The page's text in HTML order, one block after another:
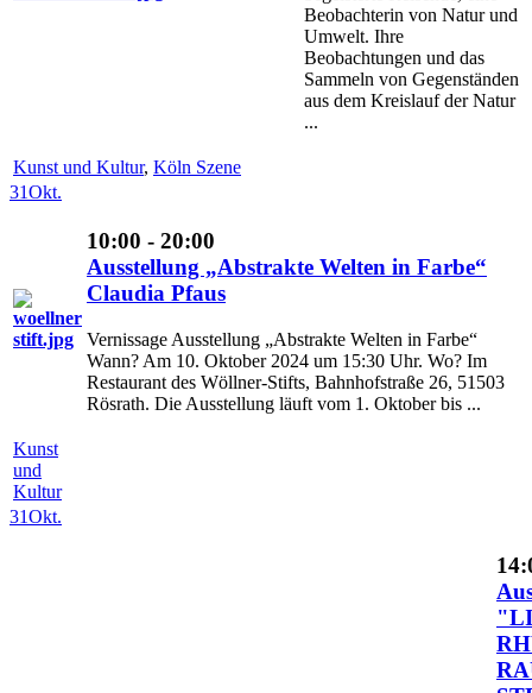
Beobachterin von Natur und
Umwelt. Ihre
Beobachtungen und das
Sammeln von Gegenständen
aus dem Kreislauf der Natur
...
Kunst und Kultur, Köln Szene
31Okt.
10:00 - 20:00
Ausstellung „Abstrakte Welten in Farbe“
Claudia Pfaus
Vernissage Ausstellung „Abstrakte Welten in Farbe“
Wann? Am 10. Oktober 2024 um 15:30 Uhr. Wo? Im
Restaurant des Wöllner-Stifts, Bahnhofstraße 26, 51503
Rösrath. Die Ausstellung läuft vom 1. Oktober bis ...
Kunst
und
Kultur
31Okt.